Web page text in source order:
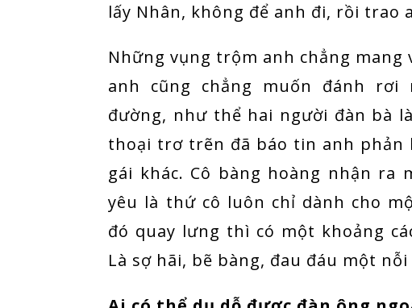
lấy Nhân, không để anh đi, rồi trao
Những vụng trộm anh chẳng mang
anh cũng chẳng muốn đánh rơi
đường, như thể hai người đàn bà
thoại trơ trẽn đã báo tin anh phản
gái khác. Cô bàng hoàng nhận ra
yêu là thứ cô luôn chỉ dành cho
đó quay lưng thì có một khoảng
Là sợ hãi, bẽ bàng, đau đáu một